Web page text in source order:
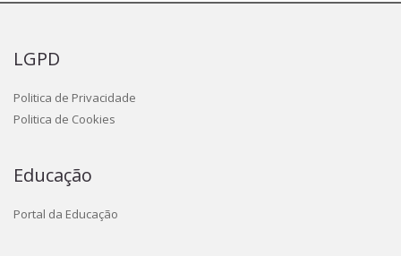
LGPD
Politica de Privacidade
Politica de Cookies
Educação
Portal da Educação